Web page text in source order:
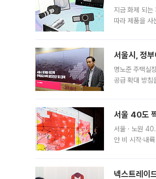
지금 화제 되는
따라 제품을
서울시, 정
명노준 주택실
공급 확대 방침
서울 40도
서울ㆍ노원
안 비 시작·내
넥스트레이